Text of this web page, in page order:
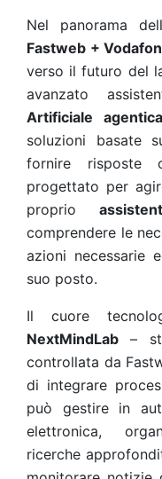
Nel panorama
Fastweb +
verso il futuro del
avanzato
Artificiale agentica
soluzioni basate
fornire risposte
progettato per
proprio
comprendere le
azioni necessarie
suo posto.
Il cuore
NextMindLab –
controllata da
di integrare
può gestire in
elettronica,
ricerche